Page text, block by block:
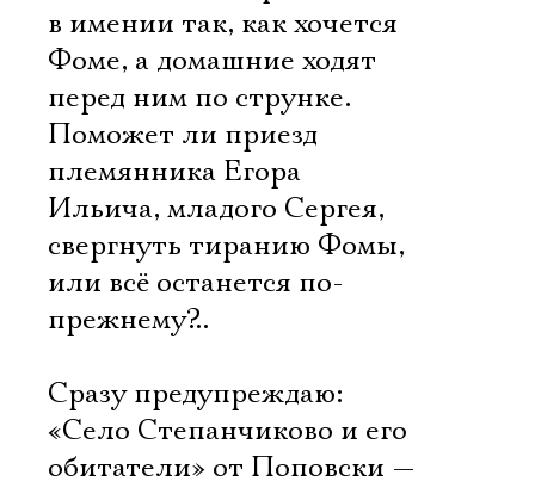
в имении так, как хочется
Фоме, а домашние ходят
перед ним по струнке.
Поможет ли приезд
племянника Егора
Ильича, младого Сергея,
свергнуть тиранию Фомы,
или всё останется по-
прежнему?..
Сразу предупреждаю:
«Село Степанчиково и его
обитатели» от Поповски —